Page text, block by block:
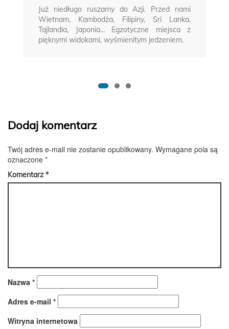
Już niedługo ruszamy do Azji. Przed nami
Wietnam, Kambodża, Filipiny, Sri Lanka,
Tajlandia, Japonia... Egzotyczne miejsca z
pięknymi widokami, wyśmienitym jedzeniem.
Dodaj komentarz
Twój adres e-mail nie zostanie opublikowany. Wymagane pola są
oznaczone *
Komentarz*
Nazwa *
Adres e-mail *
Witryna internetowa